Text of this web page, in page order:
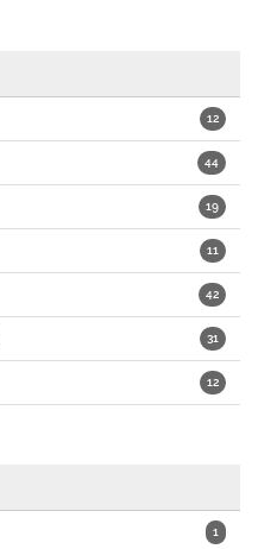
12
44
19
11
42
31
12
1